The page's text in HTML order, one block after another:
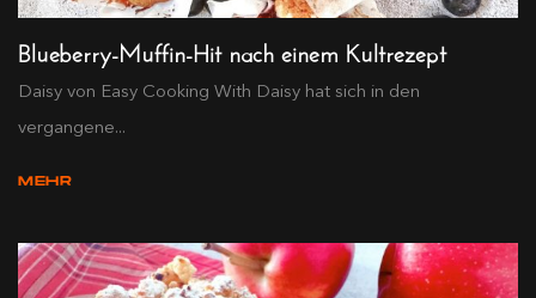
Blueberry-Muffin-Hit nach einem Kultrezept
Daisy von Easy Cooking With Daisy hat sich in den
vergangene...
MEHR